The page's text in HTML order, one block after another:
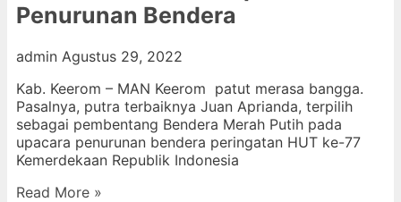
Penurunan Bendera
admin Agustus 29, 2022
Kab. Keerom – MAN Keerom patut merasa bangga.
Pasalnya, putra terbaiknya Juan Aprianda, terpilih
sebagai pembentang Bendera Merah Putih pada
upacara penurunan bendera peringatan HUT ke-77
Kemerdekaan Republik Indonesia
Read More »